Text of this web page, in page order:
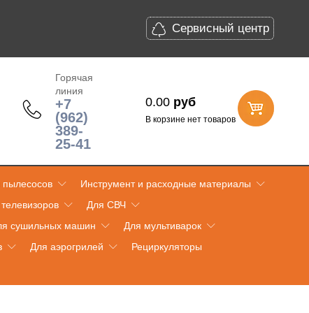
Сервисный центр
Горячая
линия
+7
(962)
389-
25-41
0.00 руб
В корзине нет товаров
пылесосов
Инструмент и расходные материалы
Для СВЧ
сушильных машин
Для мультиварок
Для аэрогрилей
Рециркуляторы